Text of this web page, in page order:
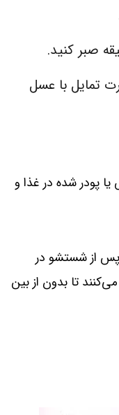
تمایل با عسل
پودر شده در غذا و
پس از شستشو در
تا بدون از بین